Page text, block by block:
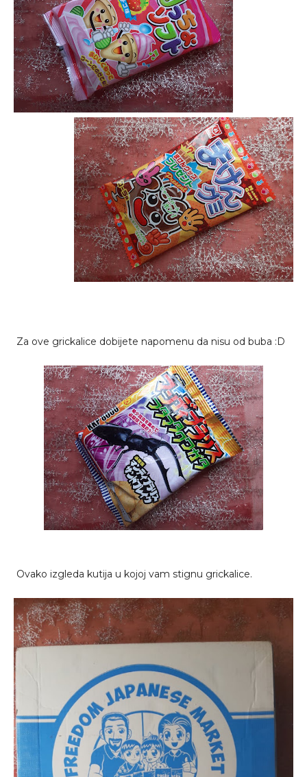
Za ove grickalice dobijete napomenu da nisu od buba :D
Ovako izgleda kutija u kojoj vam stignu grickalice.